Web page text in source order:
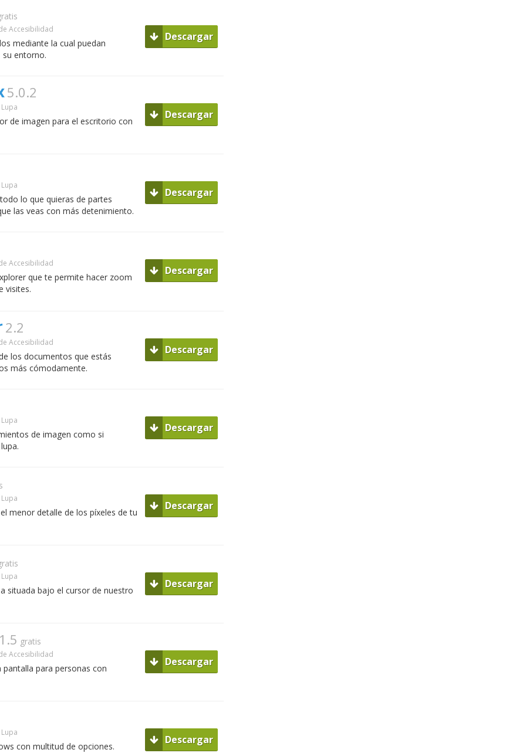
Accesibilidad
mediante la cual puedan
su entorno.
Descargar
5.0.2
Lupa
de imagen para el escritorio con
Descargar
Lupa
lo que quieras de partes
las veas con más detenimiento.
Descargar
Accesibilidad
que te permite hacer zoom
visites.
Descargar
2.2
Accesibilidad
los documentos que estás
más cómodamente.
Descargar
Lupa
de imagen como si
Descargar
Lupa
menor detalle de los píxeles de tu
Descargar
Lupa
situada bajo el cursor de nuestro
Descargar
gratis
Accesibilidad
para personas con
Descargar
Lupa
con multitud de opciones.
Descargar